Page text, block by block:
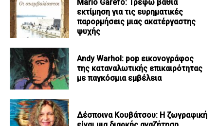
Mario Garefo: Τρέφω βαθιά
εκτίμηση για τις ευρηματικές
παρορμήσεις μιας ακατέργαστης
ψυχής
Andy Warhol: pop εικονογράφος
της καταναλωτικής επικαιρότητας
με παγκόσμια εμβέλεια
Δέσποινα Κουβάτσου: Η ζωγραφική